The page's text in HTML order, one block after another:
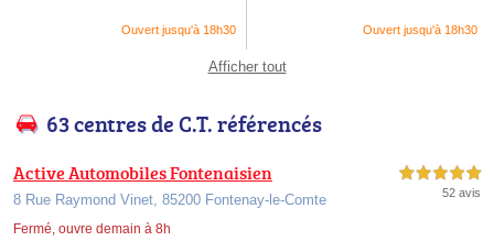
Ouvert jusqu'à 18h30 Ouvert jusqu'à 18h30
Afficher tout
63 centres de C.T. référencés
Active Automobiles Fontenaisien
8 Rue Raymond Vinet, 85200 Fontenay-le-Comte
Fermé, ouvre demain à 8h
5,0 étoiles sur 5
52 avis